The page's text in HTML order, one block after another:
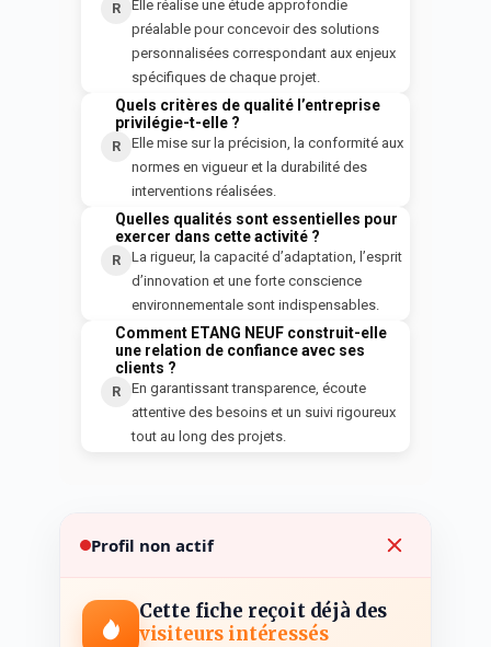
R
Elle réalise une étude approfondie
préalable pour concevoir des solutions
personnalisées correspondant aux enjeux
spécifiques de chaque projet.
Quels critères de qualité l’entreprise
privilégie-t-elle ?
R
Elle mise sur la précision, la conformité aux
normes en vigueur et la durabilité des
interventions réalisées.
Quelles qualités sont essentielles pour
exercer dans cette activité ?
R
La rigueur, la capacité d’adaptation, l’esprit
d’innovation et une forte conscience
environnementale sont indispensables.
Comment ETANG NEUF construit-elle
une relation de confiance avec ses
clients ?
R
En garantissant transparence, écoute
attentive des besoins et un suivi rigoureux
tout au long des projets.
Profil non actif
Cette fiche reçoit déjà des
visiteurs intéressés